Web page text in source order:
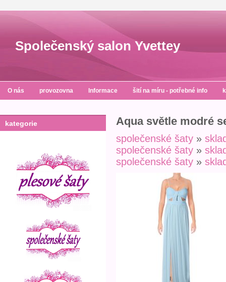
Společenský salon Yvettey
O nás provozovna Informace šití na míru - potřebné info
kategorie Aqua světle modré
společenské šaty »
společenské šaty »
společenské šaty »